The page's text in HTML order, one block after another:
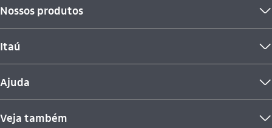
Nossos produtos seta_baixo
Itaú seta_baixo
Ajuda seta_baixo
Veja também seta_baixo